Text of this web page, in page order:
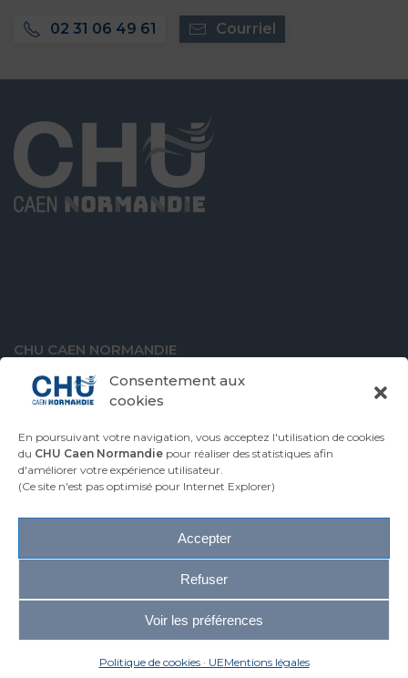
Consentement aux
cookies
En poursuivant votre navigation, vous acceptez l'utilisation de cookies
du CHU Caen Normandie pour réaliser des statistiques afin
d'améliorer votre expérience utilisateur.
(Ce site n'est pas optimisé pour Internet Explorer)
Accepter
Refuser
Voir les préférences
Politique de cookies · UEMentions légales
02 31 06 49 61 Courriel
CHU CAEN NORMANDIE
14000 Caen
VENIR AU CHU
ESPACE PRESSE
Accessibilité
Mentions légales
Infos réglementaires
Glossaire
2026 © CHU Caen Normandie